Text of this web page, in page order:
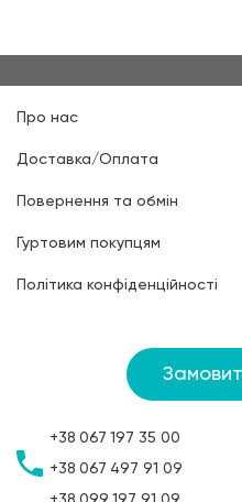
Про нас
Доставка/Оплата
Повернення та обмін
Гуртовим покупцям
Політика конфіденційності
+38 067 197 35 00
+38 067 497 91 09